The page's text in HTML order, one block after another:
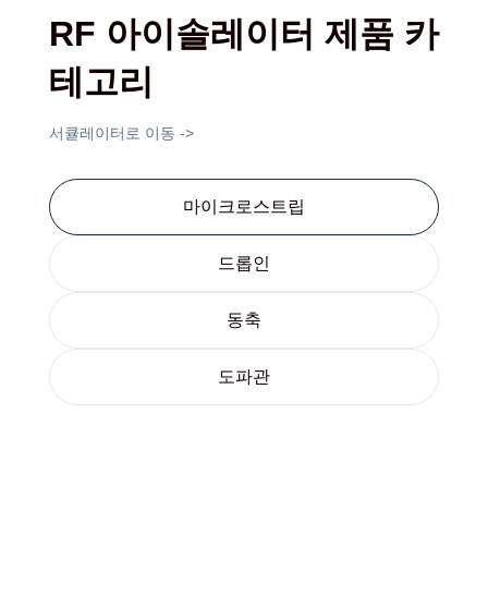
RF 아이솔레이터 제품 카
테고리
서큘레이터로 이동 ->
마이크로스트립
드롭인
동축
도파관